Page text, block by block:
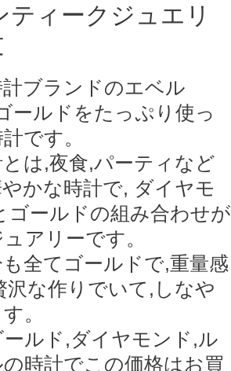
ティークジュエリ
ブランドのエベル
ールドをたっぷり使っ
です。
は,夜食,パーティなど
かな時計で, ダイヤモ
ゴールドの組み合わせが
アリーです。
全てゴールドで,重量感
沢な作りでいて,しなや
。
ルド,ダイヤモンド,ル
時計でこの価格はお買